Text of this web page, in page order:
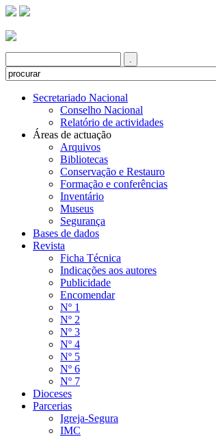
Secretariado Nacional
Conselho Nacional
Relatório de actividades
Áreas de actuação
Arquivos
Bibliotecas
Conservação e Restauro
Formação e conferências
Inventário
Museus
Segurança
Bases de dados
Revista
Ficha Técnica
Indicações aos autores
Publicidade
Encomendar
Nº 1
Nº 2
Nº 3
Nº 4
Nº 5
Nº 6
Nº 7
Dioceses
Parcerias
Igreja-Segura
IMC